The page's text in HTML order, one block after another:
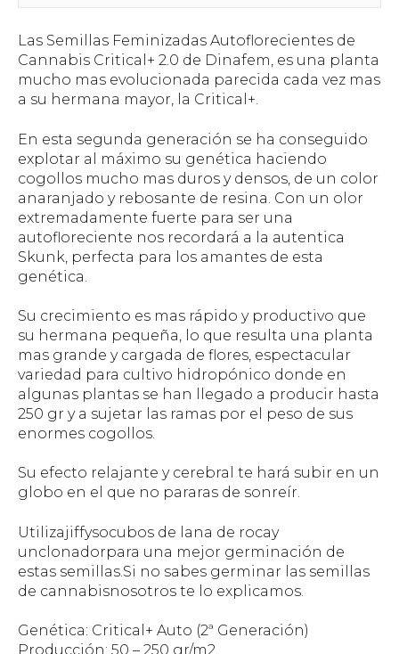
Las Semillas Feminizadas Autoflorecientes de
Cannabis Critical+ 2.0 de Dinafem, es una planta
mucho mas evolucionada parecida cada vez mas
a su hermana mayor, la Critical+.
En esta segunda generación se ha conseguido
explotar al máximo su genética haciendo
cogollos mucho mas duros y densos, de un color
anaranjado y rebosante de resina. Con un olor
extremadamente fuerte para ser una
autofloreciente nos recordará a la autentica
Skunk, perfecta para los amantes de esta
genética.
Su crecimiento es mas rápido y productivo que
su hermana pequeña, lo que resulta una planta
mas grande y cargada de flores, espectacular
variedad para cultivo hidropónico donde en
algunas plantas se han llegado a producir hasta
250 gr y a sujetar las ramas por el peso de sus
enormes cogollos.
Su efecto relajante y cerebral te hará subir en un
globo en el que no pararas de sonreír.
Utilizajiffysocubos de lana de rocay
unclonadorpara una mejor germinación de
estas semillas.Si no sabes germinar las semillas
de cannabisnosotros te lo explicamos.
Genética: Critical+ Auto (2ª Generación)
Producción: 50 – 250 gr/m2